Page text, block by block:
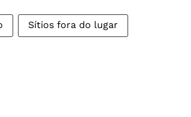
Sítios fora do lugar